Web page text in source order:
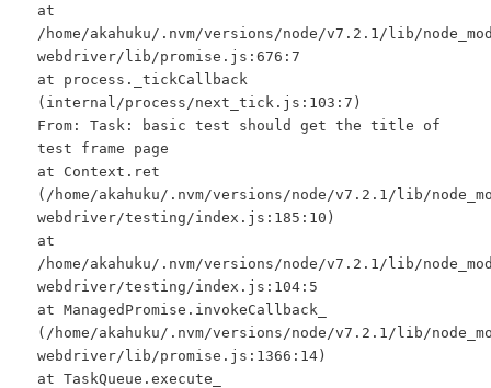
at
/home/akahuku/.nvm/versions/node/v7.2.1/lib/
webdriver/lib/promise.js:676:7
at process._tickCallback
(internal/process/next_tick.js:103:7)
From: Task: basic test should get the title of
test frame page
at Context.ret
(/home/akahuku/.nvm/versions/node/v7.2.1/lib/
webdriver/testing/index.js:185:10)
at
/home/akahuku/.nvm/versions/node/v7.2.1/lib/
webdriver/testing/index.js:104:5
at ManagedPromise.invokeCallback_
(/home/akahuku/.nvm/versions/node/v7.2.1/lib/
webdriver/lib/promise.js:1366:14)
at TaskQueue.execute_